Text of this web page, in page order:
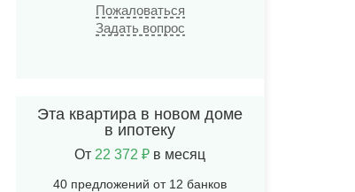
Пожаловаться
Задать вопрос
Эта квартира в новом доме
в ипотеку
От 22 372 ₽ в месяц
40 предложений от 12 банков